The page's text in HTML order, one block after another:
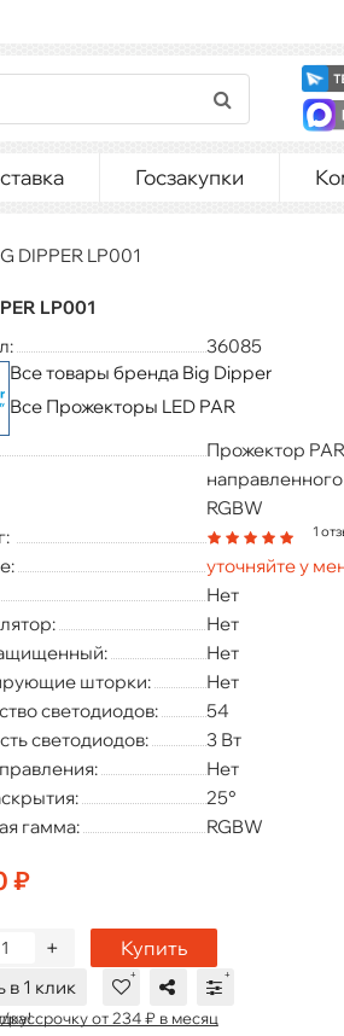
Госзакупки
DIPPER LP001
LP001
36085
Все товары бренда Big Dipper
Все Прожекторы LED PAR
Прожектор
RGBW
1
уточняйте у
Нет
Нет
Нет
шторки:
Нет
светодиодов:
54
светодиодов:
3 Вт
Нет
25°
гамма:
RGBW
₽
+ Купить
в 1 клик
рассрочку от 234 ₽ в месяц